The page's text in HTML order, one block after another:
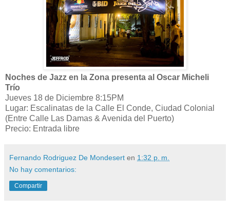
Noches de Jazz en la Zona presenta al Oscar Micheli
Trío
Jueves 18 de Diciembre 8:15PM
Lugar: Escalinatas de la Calle El Conde, Ciudad Colonial
(Entre Calle Las Damas & Avenida del Puerto)
Precio: Entrada libre
Fernando Rodriguez De Mondesert en 1:32 p. m.
No hay comentarios:
Compartir